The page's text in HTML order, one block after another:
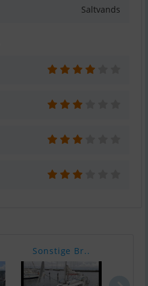
Saltvands
Sonstige Br..